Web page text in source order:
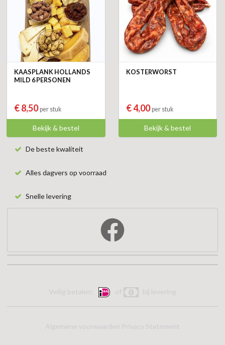
KAASPLANK HOLLANDS
MILD 6 PERSONEN
€ 8,50per stuk
Bekijk & bestel
KOSTERWORST
€ 4,00per stuk
Bekijk & bestel
De beste kwaliteit
Alles dagvers op voorraad
Snelle levering
Veilig betalen: of bij levering
Algemene voorwaarden Privacy Statement